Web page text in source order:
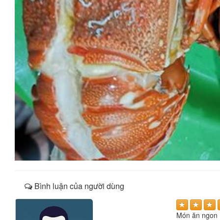
Bình luận của người dùng
Món ăn ngon